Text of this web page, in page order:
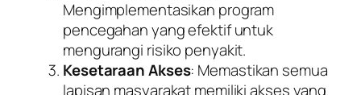
Mengimplementasikan program
pencegahan yang efektif untuk
mengurangi risiko penyakit.
Kesetaraan Akses: Memastikan semua
lapisan masyarakat memiliki akses yang